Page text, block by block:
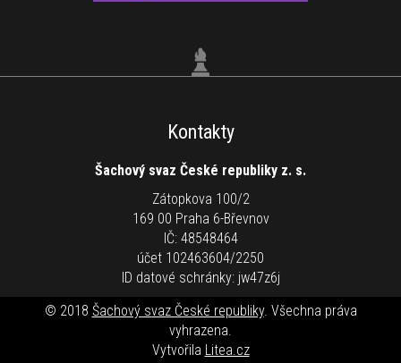
Kontakty
Šachový svaz České republiky z. s.
Zátopkova 100/2
169 00 Praha 6-Břevnov
IČ: 48548464
účet 102463604/2250
ID datové schránky: jw47z6j
© 2018 Šachový svaz České republiky. Všechna práva
vyhrazena.
Vytvořila Litea.cz